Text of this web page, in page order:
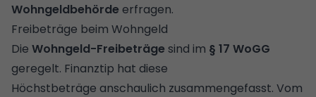
Wohngeldbehörde erfragen.
Freibeträge beim Wohngeld
Die Wohngeld-Freibeträge sind im § 17 WoGG
geregelt. Finanztip hat diese
Höchstbeträge anschaulich zusammengefasst. Vom